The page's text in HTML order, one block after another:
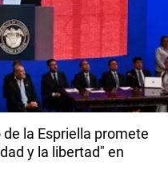
la Espriella promete
y la libertad" en